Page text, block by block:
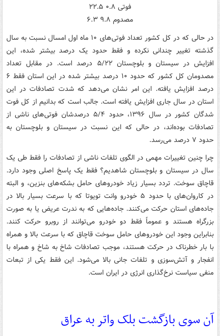
فوتی ۰.۸ ۲۲.۵
مصدوم ۹.۸ ۶.۳
در حالی که در کل کشور تعداد فوتی‌های ۱۰ ماه اول امسال نسبت به سال
گذشته تغییر چندانی نکرده و فقط حدود یک درصد بیشتر شده، این
افزایش در سیستان و بلوچستان ۵/۲۲ درصد است. در مقابل تعداد
مصدومان کل کشور که حدود ۱۰ درصد بیشتر شده در این استان فقط ۶
درصد افزایش یافته. این امر نشان می‌دهد که شدت تصادفات در این
استان در سال جاری افزایش یافته است. جالب است که بدانیم از کل فوت
شدگان کشور در سال ۱۳۹۶، حدود ۵/۴ درصدشان فوتی‌های ناشی از
تصادفات بوده‌اند، در حالی که این نسبت در سیستان و بلوچستان به
حدود ۷ درصد می‌رسد.
چرا چنین تغییرات مهمی در الگوی تلفات ناشی از تصادفات را فقط طی یک
سال در سیستان و بلوچستان شاهدیم؟ فقط یک پاسخ اصلی وجود دارد.
قاچاق سوخت. تردد بسیار زیاد خودروهای حامل بشکه‌های بنزین، و البته
در کاروان‌های با حدود ۵ خودرو وانت تویوتا که با سرعت بسیار بالا در
جاده‌های استان حرکت می‌کنند. جاده‌هایی که به ندرت عریض یا به صورت
بزرگراه هستند و عموماً فقط دو خودرو می‌توانند از روبرو حرکت کنند.
بنابراین وجود این خودروهای حامل سوخت قاچاق که با سرعت بالا و همراه
با بار خطرناک در حرکت هستند، موجب تصادفات شاخ به شاخ و همراه با
انفجار و آتش‌سوزی و تلفات جانی بالا می‌شود. این فقط یکی از تبعات
منفی سیاست نرخ‌گذاری انرژی در ایران است.
آن سوی بازگشت بلک واتر به عراق